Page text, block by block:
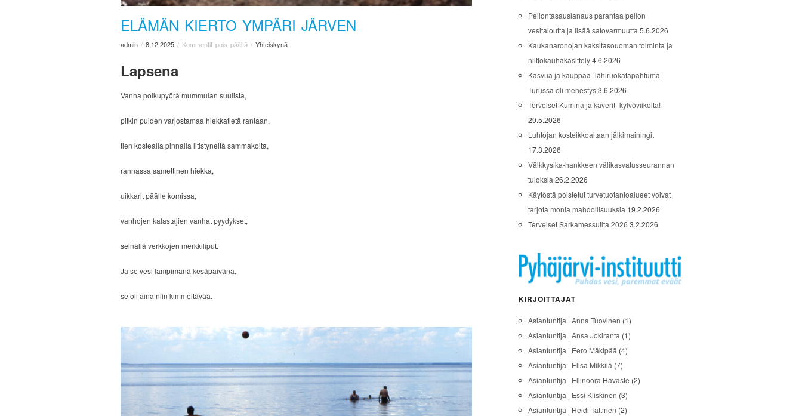
ELÄMÄN KIERTO YMPÄRI JÄRVEN
admin / 8.12.2025 / Kommentit pois päältä / Yhteiskynä
Lapsena
Vanha polkupyörä mummulan suulista,
pitkin puiden varjostamaa hiekkatietä rantaan,
tien kostealla pinnalla litistyneitä sammakoita,
rannassa samettinen hiekka,
uikkarit päälle komissa,
vanhojen kalastajien vanhat pyydykset,
seinällä verkkojen merkkiliput.
Ja se vesi lämpimänä kesäpäivänä,
se oli aina niin kimmeltävää.
Pellontasauslanaus parantaa pellon
vesitaloutta ja lisää satovarmuutta 5.6.2026
Kaukanaronojan kaksitasouoman toiminta ja
niittokauhakäsittely 4.6.2026
Kasvua ja kauppaa -lähiruokatapahtuma
Turussa oli menestys 3.6.2026
Terveiset Kumina ja kaverit -kylvöviikolta!
29.5.2026
Luhtojan kosteikkoaltaan jälkimainingit
17.3.2026
Välkkysika-hankkeen välikasvatusseurannan
tuloksia 26.2.2026
Käytöstä poistetut turvetuotantoalueet voivat
tarjota monia mahdollisuuksia 19.2.2026
Terveiset Sarkamessuilta 2026 3.2.2026
KIRJOITTAJAT
Asiantuntija | Anna Tuovinen (1)
Asiantuntija | Ansa Jokiranta (1)
Asiantuntija | Eero Mäkipää (4)
Asiantuntija | Elisa Mikkilä (7)
Asiantuntija | Ellinoora Havaste (2)
Asiantuntija | Essi Kiiskinen (3)
Asiantuntija | Heidi Tattinen (2)